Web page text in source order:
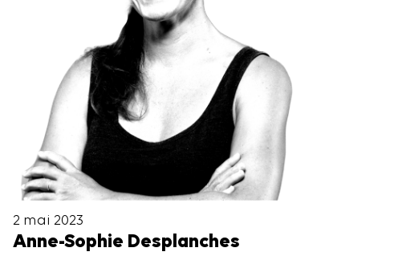
2 mai 2023
Anne-Sophie Desplanches